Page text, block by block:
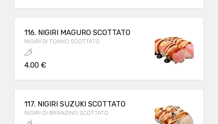
116. NIGIRI MAGURO SCOTTATO
NIGIRI DI TONNO SCOTTATO
4.00 €
117. NIGIRI SUZUKI SCOTTATO
NIGIRI DI BRANZINO SCOTTATO